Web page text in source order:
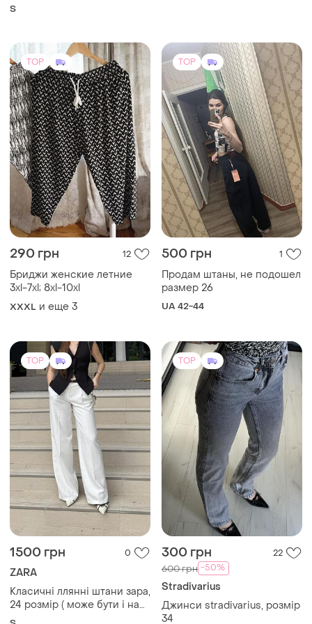
S
TOP
290 грн 12
Бриджи женские летние
3xl-7xl; 8xl-10xl
XXXL и еще 3
TOP
500 грн 1
Продам штаны, не подошел
размер 26
UA 42-44
TOP
1500 грн 0
ZARA
Класичні ллянні штани зара,
24 розмір ( може бути і на
26)
TOP
300 грн 22
600 грн -50%
Stradivarius
Джинси stradivarius, розмір
34